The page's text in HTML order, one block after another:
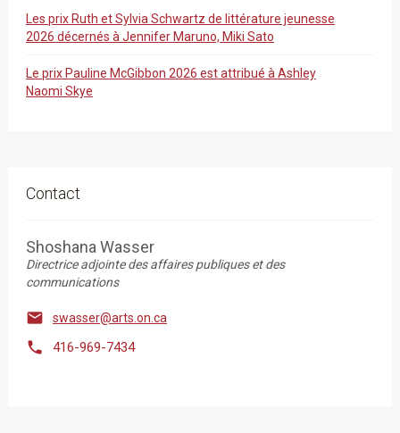
Les prix Ruth et Sylvia Schwartz de littérature jeunesse
2026 décernés à Jennifer Maruno, Miki Sato
Le prix Pauline McGibbon 2026 est attribué à Ashley
Naomi Skye
Contact
Shoshana Wasser
Directrice adjointe des affaires publiques et des
communications
 swasser@arts.on.ca
 416-969-7434